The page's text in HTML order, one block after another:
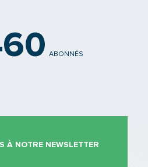
ABONNÉS
À NOTRE NEWSLETTER